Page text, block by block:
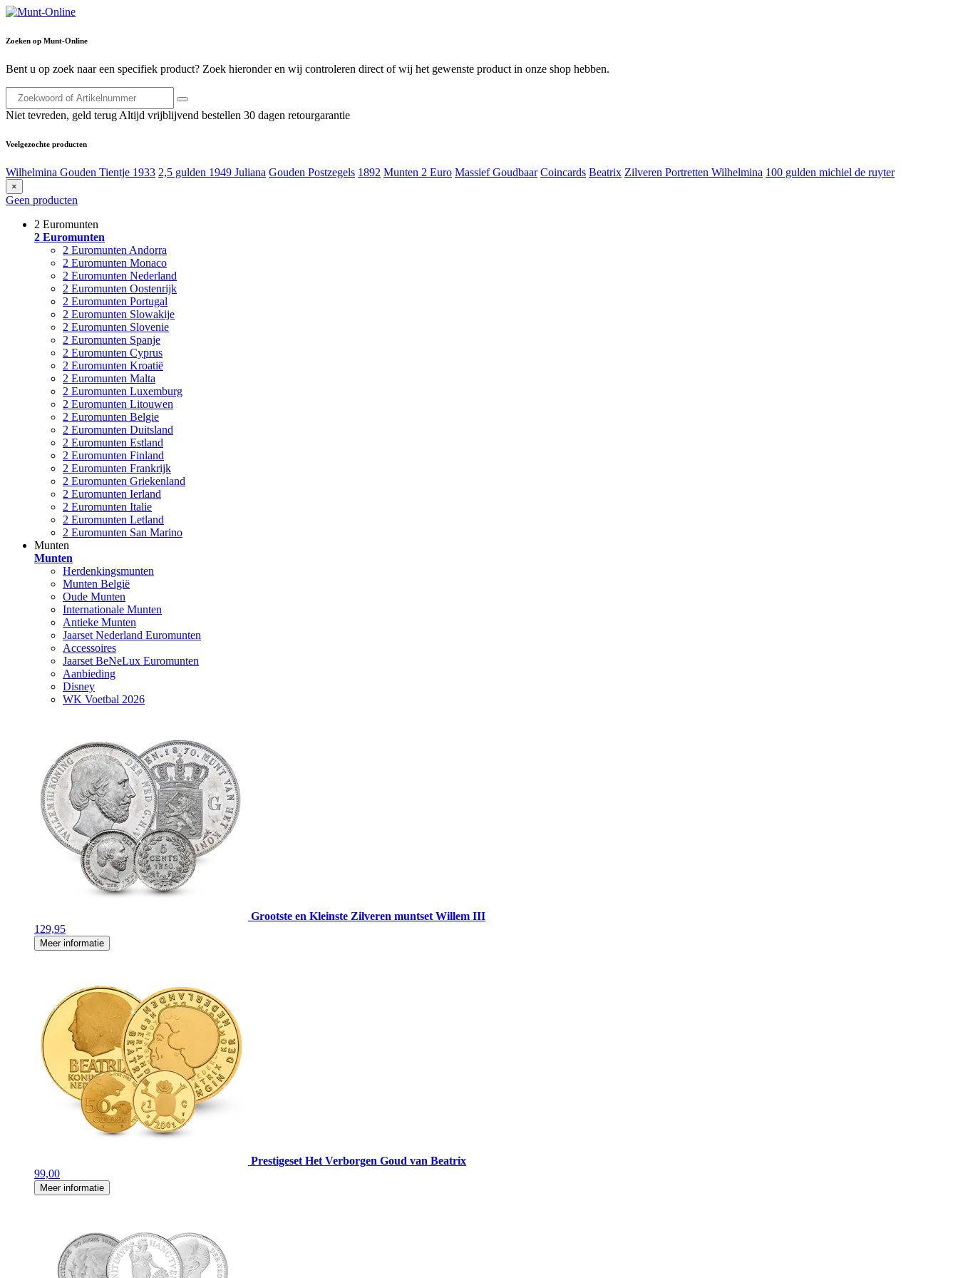
Zoeken op Munt-Online
Bent u op zoek naar een specifiek product? Zoek hieronder en wij controleren direct of wij het gewenste product in onze shop hebben.
Niet tevreden, geld terug Altijd vrijblijvend bestellen 30 dagen retourgarantie
Veelgezochte producten
Wilhelmina Gouden Tientje 1933 2,5 gulden 1949 Juliana Gouden Postzegels 1892 Munten 2 Euro Massief Goudbaar Coincards Beatrix Zilveren Portretten Wilhelmina 100 gulden michiel de ruyter
×
Geen producten
2 Euromunten
2 Euromunten
2 Euromunten Andorra
2 Euromunten Monaco
2 Euromunten Nederland
2 Euromunten Oostenrijk
2 Euromunten Portugal
2 Euromunten Slowakije
2 Euromunten Slovenie
2 Euromunten Spanje
2 Euromunten Cyprus
2 Euromunten Kroatië
2 Euromunten Malta
2 Euromunten Luxemburg
2 Euromunten Litouwen
2 Euromunten Belgie
2 Euromunten Duitsland
2 Euromunten Estland
2 Euromunten Finland
2 Euromunten Frankrijk
2 Euromunten Griekenland
2 Euromunten Ierland
2 Euromunten Italie
2 Euromunten Letland
2 Euromunten San Marino
Munten
Munten
Herdenkingsmunten
Munten België
Oude Munten
Internationale Munten
Antieke Munten
Jaarset Nederland Euromunten
Accessoires
Jaarset BeNeLux Euromunten
Aanbieding
Disney
WK Voetbal 2026
Grootste en Kleinste Zilveren muntset Willem III
129,95
Meer informatie
Prestigeset Het Verborgen Goud van Beatrix
99,00
Meer informatie